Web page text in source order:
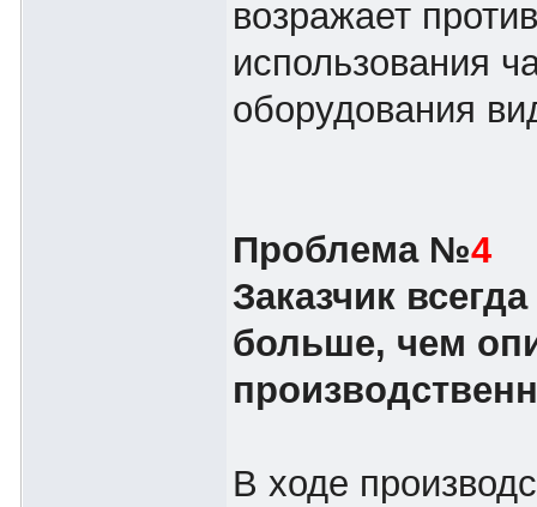
возражает против
использования
оборудования
Проблема №4
Заказчик всегда
больше, чем
В ходе